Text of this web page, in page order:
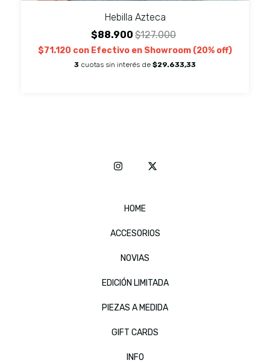
Hebilla Azteca
$88.900 $127.000
$71.120 con Efectivo en Showroom (20% off)
3 cuotas sin interés de $29.633,33
HOME
ACCESORIOS
NOVIAS
EDICIÓN LIMITADA
PIEZAS A MEDIDA
GIFT CARDS
INFO